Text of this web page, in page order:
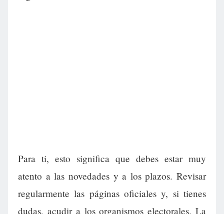
Para ti, esto significa que debes estar muy
atento a las novedades y a los plazos. Revisar
regularmente las páginas oficiales y, si tienes
dudas, acudir a los organismos electorales. La